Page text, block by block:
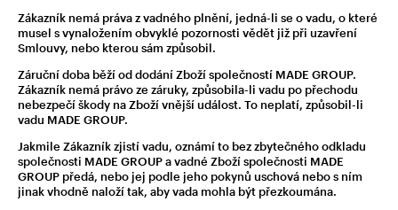
Zákazník nemá práva z vadného plnění, jedná-li se o vadu, o které
musel s vynaložením obvyklé pozornosti vědět již při uzavření
Smlouvy, nebo kterou sám způsobil.
Záruční doba běží od dodání Zboží společností MADE GROUP.
Zákazník nemá právo ze záruky, způsobila-li vadu po přechodu
nebezpečí škody na Zboží vnější událost. To neplatí, způsobil-li
vadu MADE GROUP.
Jakmile Zákazník zjistí vadu, oznámí to bez zbytečného odkladu
společnosti MADE GROUP a vadné Zboží společnosti MADE
GROUP předá, nebo jej podle jeho pokynů uschová nebo s ním
jinak vhodně naloží tak, aby vada mohla být přezkoumána.